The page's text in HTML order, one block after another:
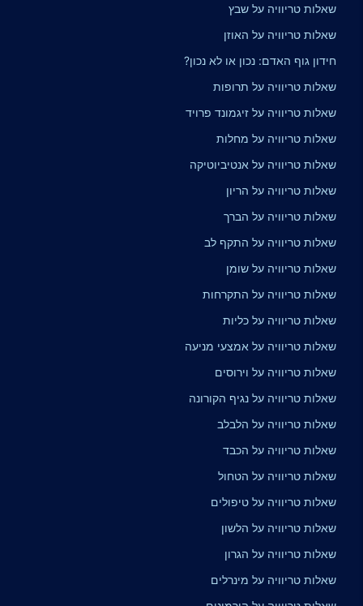
שאלות טריוויה על שבץ
שאלות טריוויה על האוזן
חידון גוף האדם: נכון או לא נכון?
שאלות טריוויה על תרופות
שאלות טריוויה על זיגמונד פרויד
שאלות טריוויה על מחלות
שאלות טריוויה על אנטיביוטיקה
שאלות טריוויה על הריון
שאלות טריוויה על הברך
שאלות טריוויה על התקף לב
שאלות טריוויה על שומן
שאלות טריוויה על התקרחות
שאלות טריוויה על כליות
שאלות טריוויה על אמצעי מניעה
שאלות טריוויה על וירוסים
שאלות טריוויה על נגיף הקורונה
שאלות טריוויה על הלבלב
שאלות טריוויה על הכבד
שאלות טריוויה על הטחול
שאלות טריוויה על טיפולים
שאלות טריוויה על הלשון
שאלות טריוויה על הגרון
שאלות טריוויה על מינרלים